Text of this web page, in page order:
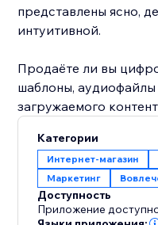
представлены ясно,
интуитивной.
Продаёте ли вы
шаблоны,
загружаемого
быстро, безопасно и
магазина, так и для
Downloads на свой
клиентский опыт,
предоставить
Категории
Интернет-магазин
Маркетинг
Доступность
Приложение